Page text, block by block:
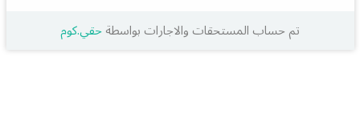
تم حساب المستحقات والاجارات بواسطةحقي.كوم